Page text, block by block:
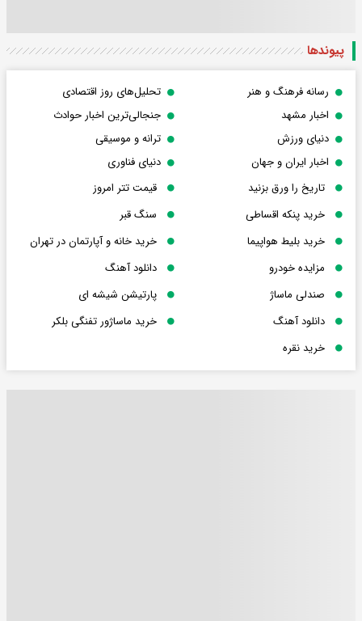
پیوندها
رسانه فرهنگ و هنر
تحلیل‌های روز اقتصادی
اخبار مشهد
جنجالی‌ترین اخبار حوادث
دنیای ورزش
ترانه و موسیقی
اخبار ایران و جهان
دنیای فناوری
تاریخ را ورق بزنید
قیمت تتر امروز
خرید پنکه اقساطی
سنگ قبر
خرید بلیط هواپیما
خرید خانه و آپارتمان در تهران
مزایده خودرو
دانلود آهنگ
صندلی ماساژ
پارتیشن شیشه ای
دانلود آهنگ
خرید ماساژور تفنگی بلکر
خرید نقره